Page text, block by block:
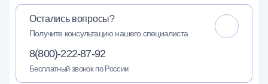
Остались вопросы?
Получите консультацию нашего специалиста
8(800)-222-87-92
Бесплатный звонок по России